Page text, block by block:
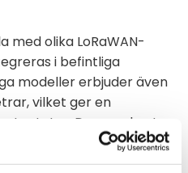
med olika LoRaWAN-
i befintliga
modeller erbjuder även
vilket ger en
status. Deras robusta
IP-klassning, säkerställer
miljöer.